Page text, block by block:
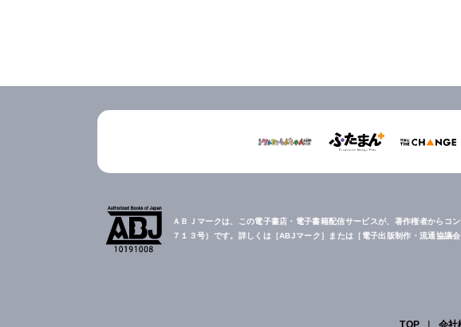
ＡＢＪマークは、この電子書店・電子書籍配信サービスが、著作権者からコ
７１３号）です。詳しくは［ABJマーク］または［電子出版制作・流通協議会
TOP 会社